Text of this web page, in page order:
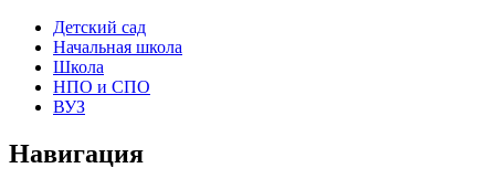
Детский сад
Начальная школа
Школа
НПО и СПО
ВУЗ
Навигация